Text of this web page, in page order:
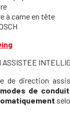
à came en tête
ASSISTEE
de direction
modes de